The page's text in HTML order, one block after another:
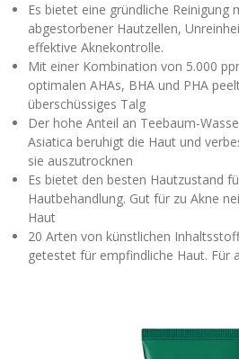
Es bietet eine gründliche
abgestorbener Hautzellen,
effektive Aknekontrolle.
Mit einer Kombination von 5.000
optimalen AHAs, BHA und PHA
überschüssiges Talg
Der hohe Anteil an Teebaum-
Asiatica beruhigt die Haut und
sie auszutrocknen
Es bietet den besten Hautzustand
Hautbehandlung. Gut für zu Akne
Haut
20 Arten von künstlichen
getestet für empfindliche Haut. Für